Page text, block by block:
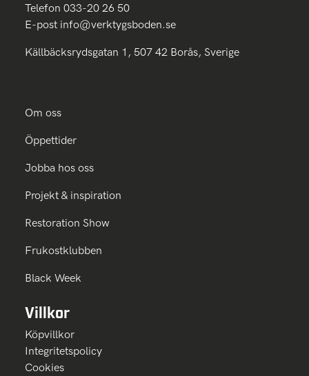
Telefon 033-20 26 50
E-post info@verktygsboden.se
Källbäcksrydsgatan 1, 507 42 Borås, Sverige
Om oss
Öppettider
Jobba hos oss
Projekt & inspiration
Restoration Show
Frukostklubben
Black Week
Villkor
Köpvillkor
Integritetspolicy
Cookies